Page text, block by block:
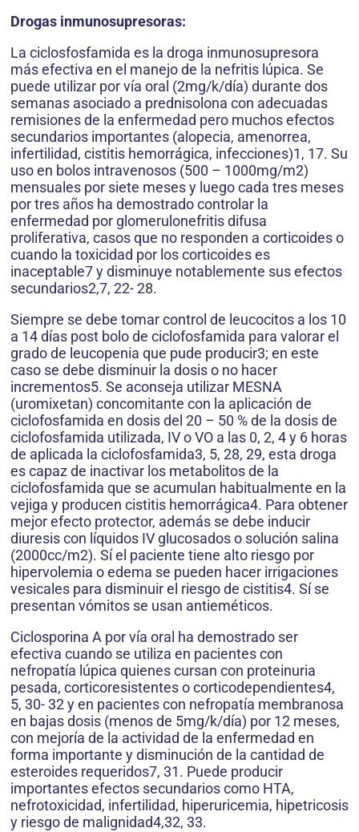
Drogas inmunosupresoras:
La ciclosfosfamida es la droga inmunosupresora
más efectiva en el manejo de la nefritis lúpica. Se
puede utilizar por vía oral (2mg/k/día) durante dos
semanas asociado a prednisolona con adecuadas
remisiones de la enfermedad pero muchos efectos
secundarios importantes (alopecia, amenorrea,
infertilidad, cistitis hemorrágica, infecciones)1, 17. Su
uso en bolos intravenosos (500 – 1000mg/m2)
mensuales por siete meses y luego cada tres meses
por tres años ha demostrado controlar la
enfermedad por glomerulonefritis difusa
proliferativa, casos que no responden a corticoides o
cuando la toxicidad por los corticoides es
inaceptable7 y disminuye notablemente sus efectos
secundarios2,7, 22- 28.
Siempre se debe tomar control de leucocitos a los 10
a 14 días post bolo de ciclofosfamida para valorar el
grado de leucopenia que pude producir3; en este
caso se debe disminuir la dosis o no hacer
incrementos5. Se aconseja utilizar MESNA
(uromixetan) concomitante con la aplicación de
ciclofosfamida en dosis del 20 – 50 % de la dosis de
ciclofosfamida utilizada, IV o VO a las 0, 2, 4 y 6 horas
de aplicada la ciclofosfamida3, 5, 28, 29, esta droga
es capaz de inactivar los metabolitos de la
ciclofosfamida que se acumulan habitualmente en la
vejiga y producen cistitis hemorrágica4. Para obtener
mejor efecto protector, además se debe inducir
diuresis con líquidos IV glucosados o solución salina
(2000cc/m2). Sí el paciente tiene alto riesgo por
hipervolemia o edema se pueden hacer irrigaciones
vesicales para disminuir el riesgo de cistitis4. Sí se
presentan vómitos se usan antieméticos.
Ciclosporina A por vía oral ha demostrado ser
efectiva cuando se utiliza en pacientes con
nefropatía lúpica quienes cursan con proteinuria
pesada, corticoresistentes o corticodependientes4,
5, 30- 32 y en pacientes con nefropatía membranosa
en bajas dosis (menos de 5mg/k/día) por 12 meses,
con mejoría de la actividad de la enfermedad en
forma importante y disminución de la cantidad de
esteroides requeridos7, 31. Puede producir
importantes efectos secundarios como HTA,
nefrotoxicidad, infertilidad, hiperuricemia, hipetricosis
y riesgo de malignidad4,32, 33.